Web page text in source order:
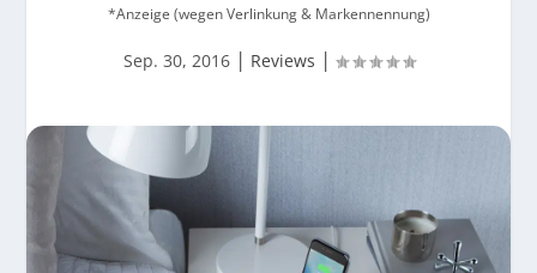
*Anzeige (wegen Verlinkung & Markennennung)
Sep. 30, 2016| Reviews |